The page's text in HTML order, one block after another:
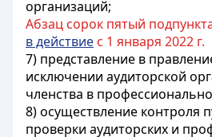
организаций;
Абзац сорок пятый
в действие с 1 января 2022 г.
7) представление в
исключении аудиторской
членства в
8) осуществление контроля
проверки аудиторских и